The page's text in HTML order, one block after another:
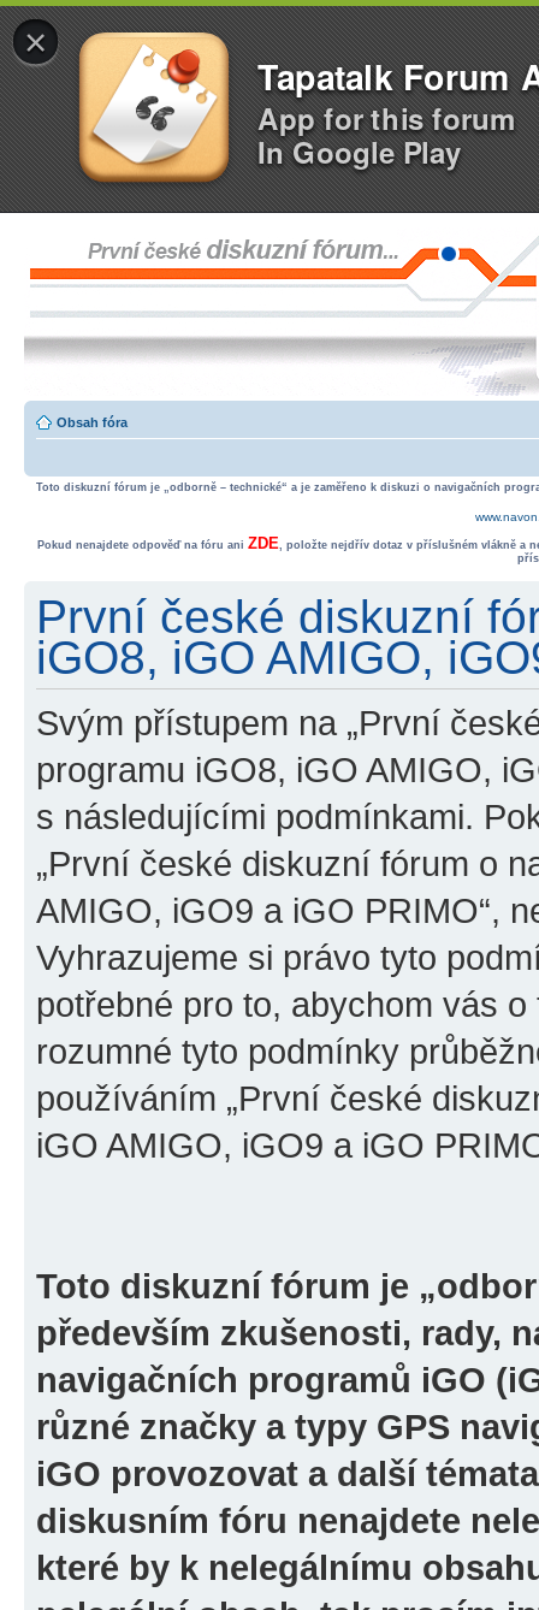
×
Tapatalk Forum
App for this forum
In Google Play
Obsah fóra
Toto diskuzní fórum je „odborně – technické“ a je zaměřeno k diskuzi o navigačních
Pokud nenajdete odpověď na fóru ani ZDE, položte nejdřív dotaz v příslušném vlákně a
První české diskuzní
iGO8, iGO AMIGO,
Svým přístupem na „První
programu iGO8, iGO AMIGO,
s následujícími podmínkami.
„První české diskuzní fórum o
AMIGO, iGO9 a iGO PRIMO“,
Vyhrazujeme si právo tyto
potřebné pro to, abychom vás
rozumné tyto podmínky
používáním „První české
iGO AMIGO, iGO9 a iGO
Toto diskuzní fórum je
především zkušenosti, rady,
navigačních programů iGO
různé značky a typy GPS
iGO provozovat a další
diskusním fóru nenajdete
které by k nelegálnímu